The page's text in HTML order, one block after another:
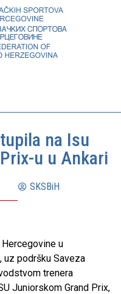
na Isu
u u Ankari
SKSBiH
u
uz podršku Saveza
trenera
Juniorskom Grand Prix,